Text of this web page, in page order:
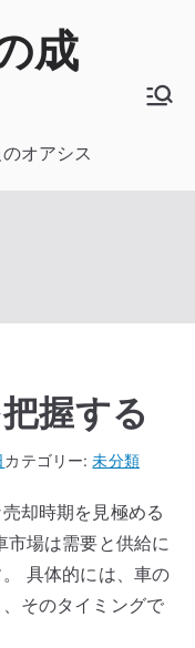
成
オアシス
握する
カテゴリー:未分類
却時期を見極める
市場は需要と供給に
具体的には、車の
そのタイミングで